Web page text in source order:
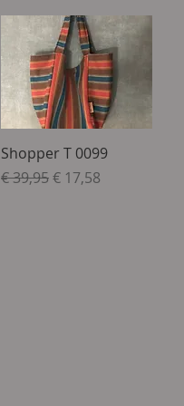
Snel overzicht
Shopper T 0099
Normale prijs
€ 39,95Verkoopprijs
€ 17,58